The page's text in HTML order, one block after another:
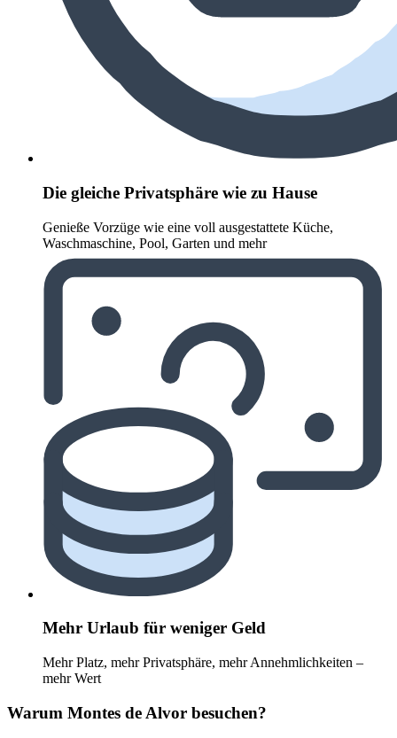
Die gleiche Privatsphäre wie zu Hause
Genieße Vorzüge wie eine voll ausgestattete Küche,
Waschmaschine, Pool, Garten und mehr
Mehr Urlaub für weniger Geld
Mehr Platz, mehr Privatsphäre, mehr Annehmlichkeiten –
mehr Wert
Warum Montes de Alvor besuchen?